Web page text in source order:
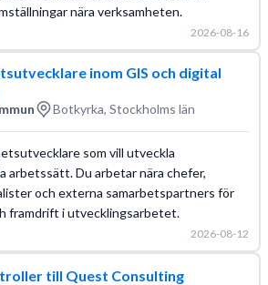
nära verksamheten.
2026-08-16
inom GIS och digital
Botkyrka, Stockholms län
som vill utveckla
arbetssätt. Du arbetar nära chefer,
och externa samarbetspartners för
framdrift i utvecklingsarbetet.
2026-08-12
till Quest Consulting